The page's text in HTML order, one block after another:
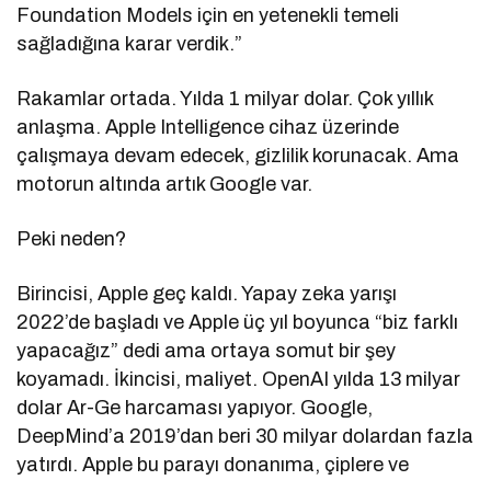
Foundation Models için en yetenekli temeli
sağladığına karar verdik.”
Rakamlar ortada. Yılda 1 milyar dolar. Çok yıllık
anlaşma. Apple Intelligence cihaz üzerinde
çalışmaya devam edecek, gizlilik korunacak. Ama
motorun altında artık Google var.
Peki neden?
Birincisi, Apple geç kaldı. Yapay zeka yarışı
2022’de başladı ve Apple üç yıl boyunca “biz farklı
yapacağız” dedi ama ortaya somut bir şey
koyamadı. İkincisi, maliyet. OpenAI yılda 13 milyar
dolar Ar-Ge harcaması yapıyor. Google,
DeepMind’a 2019’dan beri 30 milyar dolardan fazla
yatırdı. Apple bu parayı donanıma, çiplere ve